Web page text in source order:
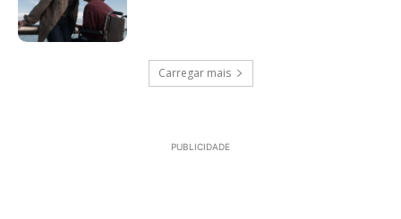
Carregar mais
PUBLICIDADE